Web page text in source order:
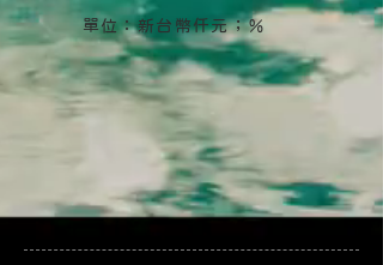
單位：新台幣仟元；％